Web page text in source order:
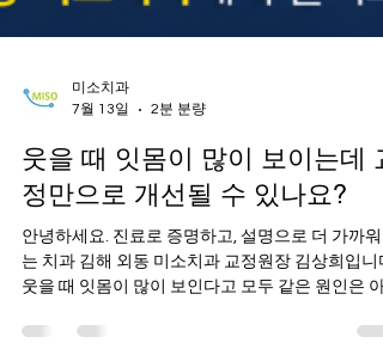
미소치과
2분 분량
웃을 때 잇몸이 많이 보이는데
정만으로 개선될 수 있나요?
는 치과 김해 외동 미소치과 교정원장 김상희입니